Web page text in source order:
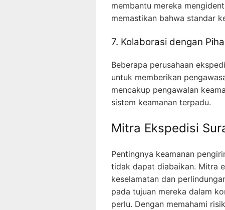
membantu mereka
memastikan bahwa standar
7. Kolaborasi dengan
Beberapa perusahaan
untuk memberikan
mencakup pengawalan
sistem keamanan terpadu.
Mitra Ekspedisi
Pentingnya keamanan
tidak dapat diabaikan. Mitra
keselamatan dan
pada tujuan mereka dalam
perlu. Dengan memahami